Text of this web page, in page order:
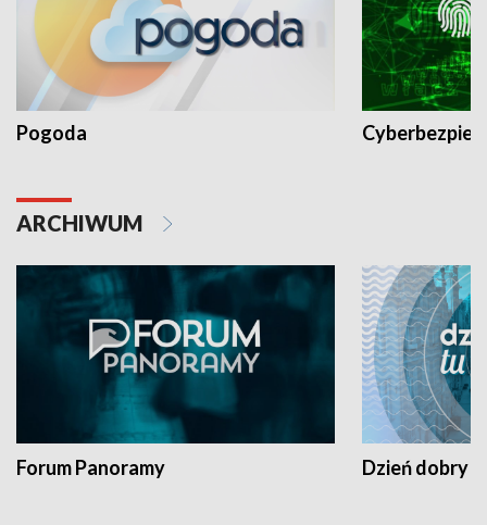
Pogoda
ARCHIWUM
Forum Panoramy Dzień dobry